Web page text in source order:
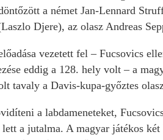
a német Jan-Lennard
Djere), az olasz Andreas
vezetett fel – Fucsovics
eddig a 128. hely volt – a
tavaly a Davis-kupa-győztes
a labdameneteket,
a jutalma. A magyar játékos